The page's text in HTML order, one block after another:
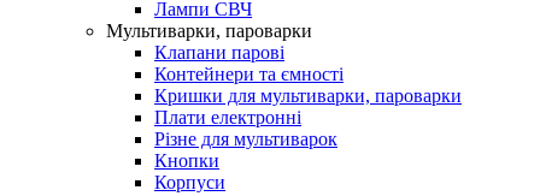
Лампи СВЧ
Мультиварки, пароварки
Клапани парові
Контейнери та ємності
Кришки для мультиварки, пароварки
Плати електронні
Різне для мультиварок
Кнопки
Корпуси